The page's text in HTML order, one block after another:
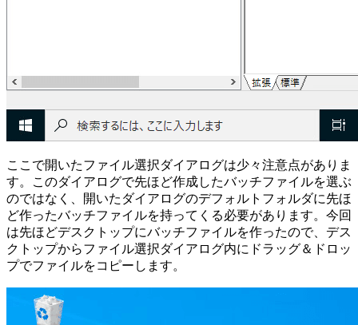
ここで開いたファイル選択ダイアログは少々注意点がありま
す。このダイアログで先ほど作成したバッチファイルを選ぶ
のではなく、開いたダイアログのデフォルトフォルダに先ほ
ど作ったバッチファイルを持ってくる必要があります。今回
は先ほどデスクトップにバッチファイルを作ったので、デス
クトップからファイル選択ダイアログ内にドラッグ＆ドロッ
プでファイルをコピーします。